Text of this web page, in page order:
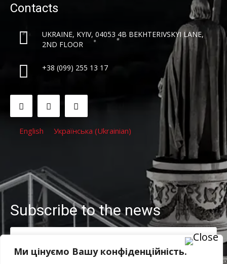
Ми цінуємо Вашу конфіденційність.
Contacts
UKRAINE, KYIV, 04053 4B BEKHTERIVSKYI LANE,
2ND FLOOR
+38 (099) 255 13 17
English Українська (Ukrainian)
Subscribe to the news